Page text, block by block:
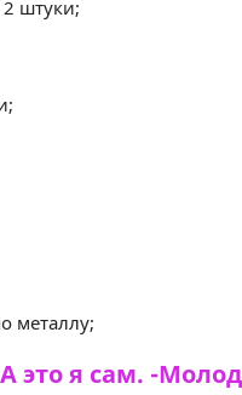
2 штуки;
металлу;
А это я сам. -